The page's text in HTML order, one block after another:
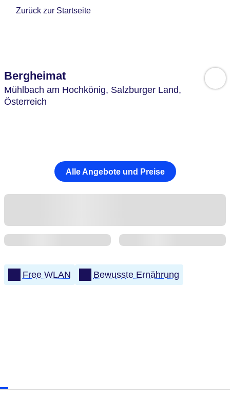
Zurück zur Startseite
Bergheimat
Mühlbach am Hochkönig, Salzburger Land,
Österreich
Alle Angebote und Preise
Free WLAN Bewusste Ernährung